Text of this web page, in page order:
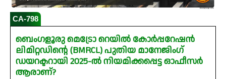
CA-798
ബെംഗളൂരു മെട്രോ റെയിൽ കോർപ്പറേഷൻ
ലിമിറ്റഡിന്റെ (BMRCL) പുതിയ മാനേജിംഗ്
ഡയറക്ടറായി 2025-ൽ നിയമിക്കപ്പെട്ട ഓഫീസർ
ആരാണ്?